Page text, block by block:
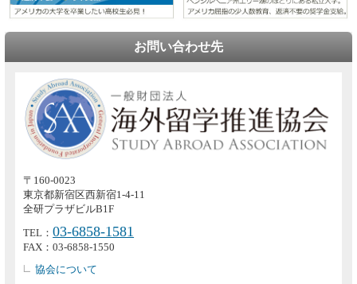
お問い合わせ先
〒160-0023
東京都新宿区西新宿1-4-11
全研プラザビルB1F
TEL：03-6858-1581
FAX：03-6858-1550
協会について